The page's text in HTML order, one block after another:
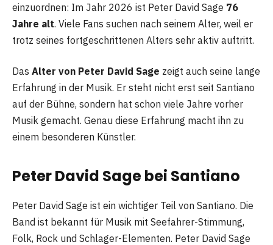
einzuordnen: Im Jahr 2026 ist Peter David Sage 76
Jahre alt. Viele Fans suchen nach seinem Alter, weil er
trotz seines fortgeschrittenen Alters sehr aktiv auftritt.
Das Alter von Peter David Sage zeigt auch seine lange
Erfahrung in der Musik. Er steht nicht erst seit Santiano
auf der Bühne, sondern hat schon viele Jahre vorher
Musik gemacht. Genau diese Erfahrung macht ihn zu
einem besonderen Künstler.
Peter David Sage bei Santiano
Peter David Sage ist ein wichtiger Teil von Santiano. Die
Band ist bekannt für Musik mit Seefahrer-Stimmung,
Folk, Rock und Schlager-Elementen. Peter David Sage